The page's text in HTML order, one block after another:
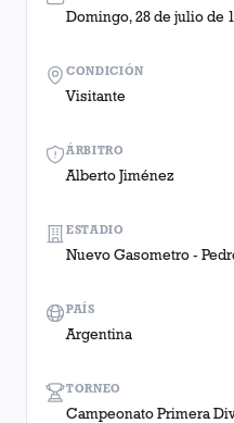
Domingo, 28 de julio de
ÁRBITRO
Alberto Jiménez
TORNEO
Campeonato Primera
CONDICIÓN
Visitante
ESTADIO
Nuevo Gasometro -
PAÍS
Argentina